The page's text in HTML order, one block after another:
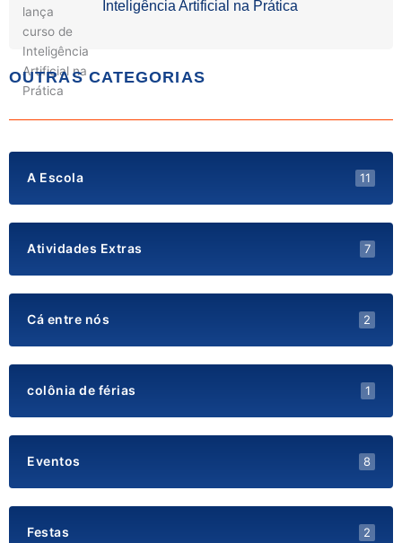
Inteligência Artificial na Prática
OUTRAS CATEGORIAS
A Escola 11
Atividades Extras 7
Cá entre nós 2
colônia de férias 1
Eventos 8
Festas 2